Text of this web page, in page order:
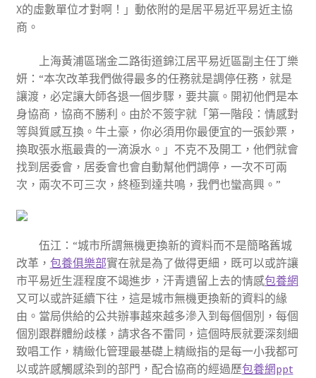
X的虛數單位才對啊！」動依附的是居平易近平易近主協
商。
上海黃浦區瑞金二路街道錦江居平易近區副主任丁樂
妍：“本次改革我們做得最多的任務就是調停任務，就是
讓渡，必定讓大師各退一個步驟，要共贏。開初他們是本
身協商，協商不勝利。由於不簽字就「第一階段：情感對
等與質感互換。牛土豪，你必須用你最便宜的一張鈔票，
換取張水瓶最貴的一滴淚水。」不克不及開工，他們就會
找到居委會，居委會也會自動幫他們調停，一次不可兩
次，兩次不可三次，終極到達共鳴，我們也蠻高興。”
伍江：“城市所謂無機更換新的資料而不是簡略舊城
改革， 包養俱樂部實在就是為了做得更細，既可以或許讓
市平易近生涯程度不竭進步，汗青遺留上去的情感包養網
又可以或許延續下往，這是城市無機更換新的資料的緣
由。當局供給的公共辦事越來越多滲入到每個個別，每個
個別跟群體紛歧樣，請求各不雷同，這個時辰就要深刻細
致唱工作，精緻化管理最基礎上精緻指的是每一小我都可
以或許感觸感染到的部門，配合協商的經過歷包養網ppt